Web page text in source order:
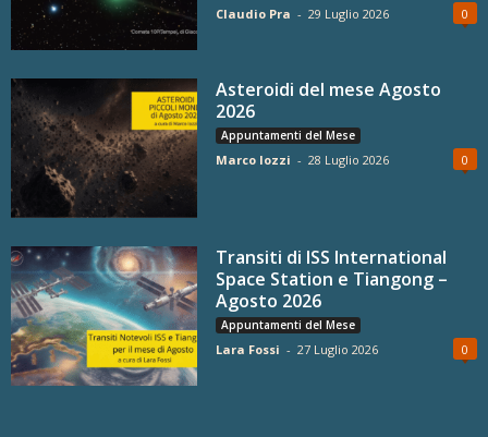
Claudio Pra - 29 Luglio 2026 0
Asteroidi del mese Agosto
2026
Appuntamenti del Mese
Marco Iozzi - 28 Luglio 2026 0
Transiti di ISS International
Space Station e Tiangong –
Agosto 2026
Appuntamenti del Mese
Lara Fossi - 27 Luglio 2026 0